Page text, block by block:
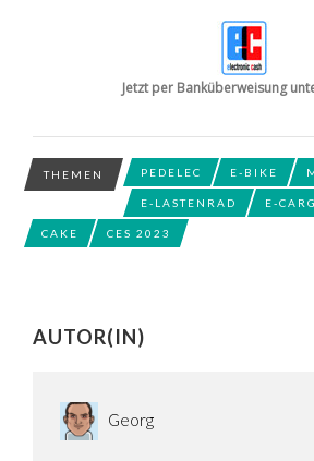
Jetzt per Banküberweisung
THEMEN PEDELEC E-BIKE
E-LASTENRAD E-
CAKE CES 2023
AUTOR(IN)
Georg